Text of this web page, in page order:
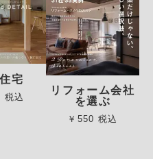
宅
税込
リフォーム会社
を選ぶ
￥550 税込